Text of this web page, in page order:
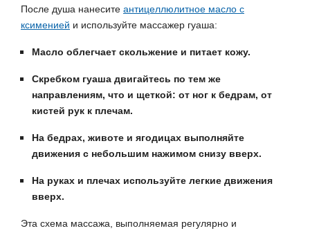
После душа нанесите антицеллюлитное масло с
ксименией и используйте массажер гуаша:
Масло облегчает скольжение и питает кожу.
Скребком гуаша двигайтесь по тем же
направлениям, что и щеткой: от ног к бедрам, от
кистей рук к плечам.
На бедрах, животе и ягодицах выполняйте
движения с небольшим нажимом снизу вверх.
На руках и плечах используйте легкие движения
вверх.
Эта схема массажа, выполняемая регулярно и